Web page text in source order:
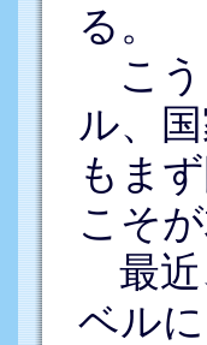
る。
こう
ル、
もま
こそ
最近
ベル